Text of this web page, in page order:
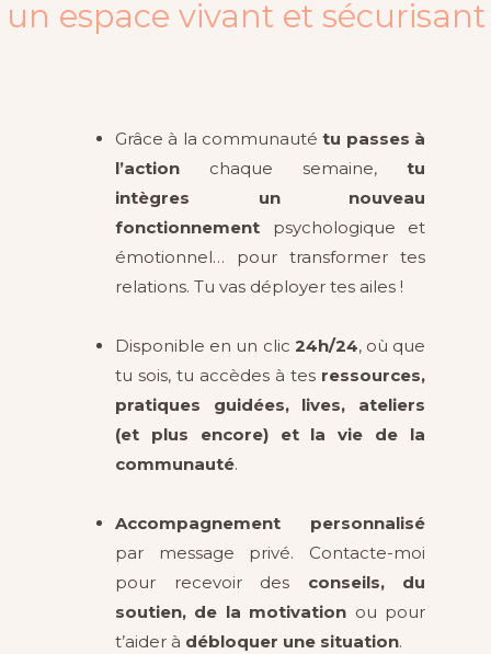
un espace vivant et sécurisant
Grâce à la communautétu passes à
l’action chaque semaine, tu
intègres un nouveau
fonctionnement psychologique et
émotionnel… pour transformer tes
relations. Tu vas déployer tes ailes !
Disponible en un clic 24h/24, où que
tu sois, tu accèdes à tes ressources,
pratiques guidées, lives, ateliers
(et plus encore) et la vie de la
communauté.
Accompagnement personnalisé
par message privé. Contacte-moi
pour recevoir des conseils, du
soutien, de la motivation ou pour
t’aider à débloquer une situation.